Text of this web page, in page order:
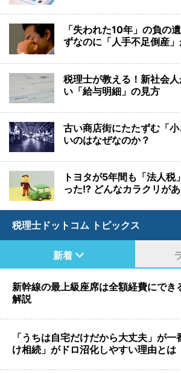
「失われた10年」の負の
ずなのに「人手不足倒産
税理士が教える！新社会
い「給与明細」の見方
古い商店街にたたずむ「
いのはなぜなのか？
トヨタが5年間も「法人税
った!? どんなカラクリが
税理士ドットコム トピックス
新着
新幹線の最上級座席は全額経費にでき
解説
「うちは自宅だけだから大丈夫」が
け相続」がドロ沼化しやすい理由とは